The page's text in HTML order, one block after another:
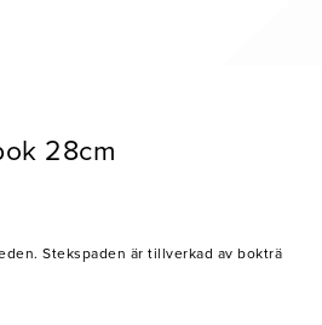
28cm
Stekspaden är tillverkad av bokträ